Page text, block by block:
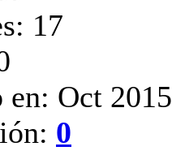
17
en: Oct 2015
0